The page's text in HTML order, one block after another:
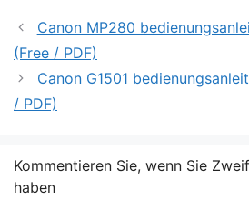
Canon MP280
(Free / PDF)
Canon G1501
/ PDF)
Kommentieren Sie, wenn Sie
haben